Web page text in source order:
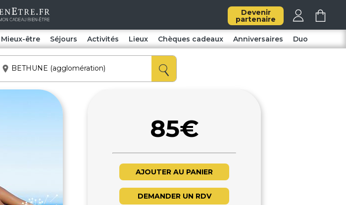
Devenir
partenaire
Mieux-être Séjours Activités Lieux Chèques cadeaux Anniversaires Duo
85€
AJOUTER AU PANIER
DEMANDER UN RDV